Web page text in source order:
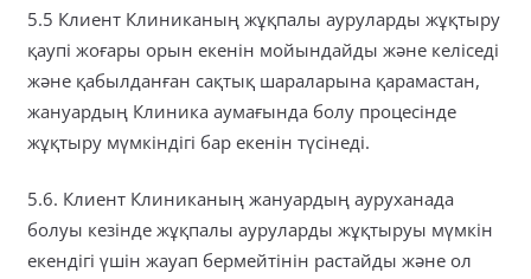
5.5 Клиент Клиниканың жұқпалы ауруларды жұқтыру
қаупі жоғары орын екенін мойындайды және келіседі
және қабылданған сақтық шараларына қарамастан,
жануардың Клиника аумағында болу процесінде
жұқтыру мүмкіндігі бар екенін түсінеді.
5.6. Клиент Клиниканың жануардың ауруханада
болуы кезінде жұқпалы ауруларды жұқтыруы мүмкін
екендігі үшін жауап бермейтінін растайды және ол